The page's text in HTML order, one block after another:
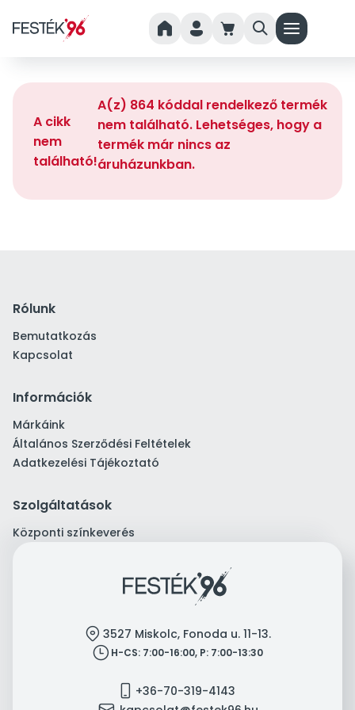
home person cart search menu
A cikk
nem
található!
A(z) 864 kóddal rendelkező termék
nem található. Lehetséges, hogy a
termék már nincs az
áruházunkban.
Rólunk
Bemutatkozás
Kapcsolat
Információk
Márkáink
Általános Szerződési Feltételek
Adatkezelési Tájékoztató
Szolgáltatások
Központi színkeverés
location 3527 Miskolc, Fonoda u. 11-13.
clock H-CS: 7:00-16:00, P: 7:00-13:30
mobile +36-70-319-4143